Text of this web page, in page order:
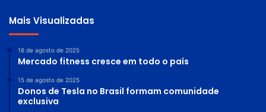
Mais Visualizadas
16 de agosto de 2025
Mercado fitness cresce em todo o país
15 de agosto de 2025
Donos de Tesla no Brasil formam comunidade
exclusiva